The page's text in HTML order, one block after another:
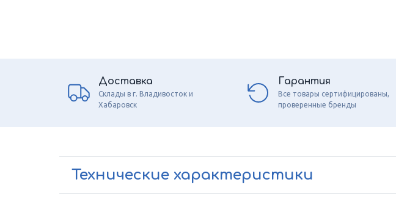
Доставка
Склады в г. Владивосток и
Хабаровск
Гарантия
Все товары сертифицированы,
проверенные бренды
Технические характеристики